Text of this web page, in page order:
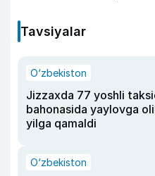
Tavsiyalar
O‘zbekiston
Jizzaxda 77 yoshli
bahonasida yaylovga
yilga qamaldi
O‘zbekiston